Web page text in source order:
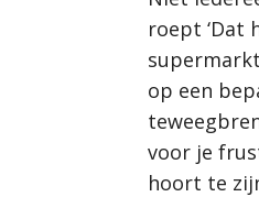
roept ‘Dat
op een
voor je
hoort te